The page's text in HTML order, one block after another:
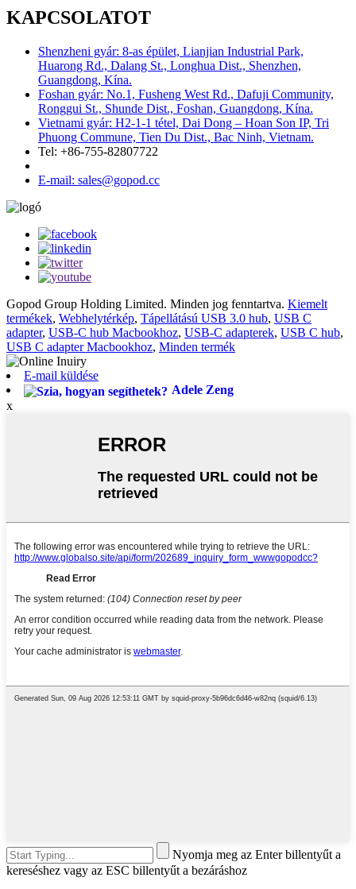
KAPCSOLATOT
Shenzheni gyár: 8-as épület, Lianjian Industrial Park,
Huarong Rd., Dalang St., Longhua Dist., Shenzhen,
Guangdong, Kína.
Foshan gyár: No.1, Fusheng West Rd., Dafuji Community,
Ronggui St., Shunde Dist., Foshan, Guangdong, Kína.
Vietnami gyár: H2-1-1 tétel, Dai Dong – Hoan Son IP, Tri
Phuong Commune, Tien Du Dist., Bac Ninh, Vietnam.
Tel: +86-755-82807722
E-mail: sales@gopod.cc
Gopod Group Holding Limited. Minden jog fenntartva. Kiemelt
termékek, Webhelytérkép, Tápellátású USB 3.0 hub, USB C
adapter, USB-C hub Macbookhoz, USB-C adapterek, USB C hub,
USB C adapter Macbookhoz, Minden termék
E-mail küldése
Adele Zeng
x
Nyomja meg az Enter billentyűt a
kereséshez vagy az ESC billentyűt a bezáráshoz